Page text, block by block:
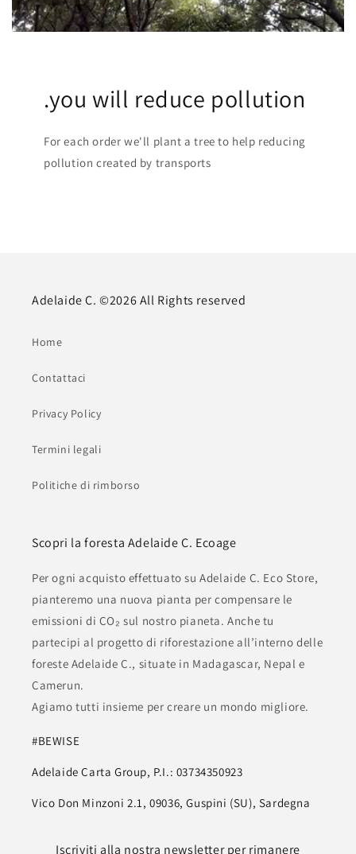
.you will reduce pollution
For each order we'll plant a tree to help reducing
pollution created by transports
Adelaide C. ©2026 All Rights reserved
Home
Contattaci
Privacy Policy
Termini legali
Politiche di rimborso
Scopri la foresta Adelaide C. Ecoage
Per ogni acquisto effettuato su Adelaide C. Eco Store,
pianteremo una nuova pianta per compensare le
emissioni di CO₂ sul nostro pianeta. Anche tu
partecipi al progetto di riforestazione all’interno delle
foreste Adelaide C., situate in Madagascar, Nepal e
Camerun.
Agiamo tutti insieme per creare un mondo migliore.
#BEWISE
Adelaide Carta Group, P.I.: 03734350923
Vico Don Minzoni 2.1, 09036, Guspini (SU), Sardegna
Iscriviti alla nostra newsletter per rimanere